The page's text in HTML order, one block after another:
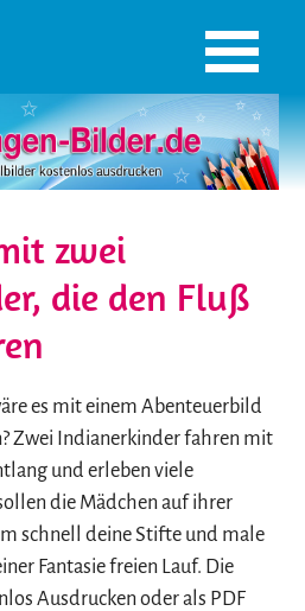
zwei
die den Fluß
es mit einem Abenteuerbild
Zwei Indianerkinder fahren mit
und erleben viele
die Mädchen auf ihrer
schnell deine Stifte und male
Fantasie freien Lauf. Die
Ausdrucken oder als PDF